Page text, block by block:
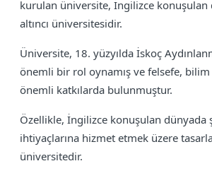
kurulan üniversite, İngilizce konuşulan
altıncı üniversitesidir.
Üniversite, 18. yüzyılda İskoç
önemli bir rol oynamış ve felsefe, bilim
önemli katkılarda bulunmuştur.
Özellikle, İngilizce konuşulan dünyada
ihtiyaçlarına hizmet etmek üzere
üniversitedir.